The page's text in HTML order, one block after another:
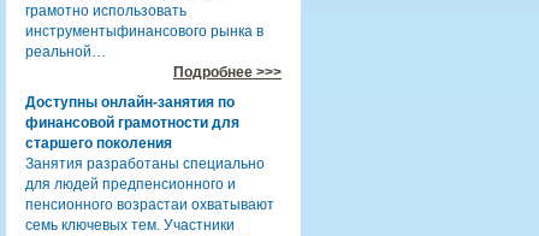
грамотно использовать
инструментыфинансового рынка в
реальной…
Подробнее >>>
Доступны онлайн-занятия по
финансовой грамотности для
старшего поколения
Занятия разработаны специально
для людей предпенсионного и
пенсионного возрастаи охватывают
семь ключевых тем. Участники